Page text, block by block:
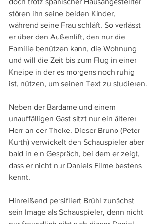
doch trotz spanischer Hausangestellter
stören ihn seine beiden Kinder,
während seine Frau schläft. So verlässt
er über den Außenlift, den nur die
Familie benützen kann, die Wohnung
und will die Zeit bis zum Flug in einer
Kneipe in der es morgens noch ruhig
ist, nützen, um seinen Text zu studieren.
Neben der Bardame und einem
unauffälligen Gast sitzt nur ein älterer
Herr an der Theke. Dieser Bruno (Peter
Kurth) verwickelt den Schauspieler aber
bald in ein Gespräch, bei dem er zeigt,
dass er nicht nur Daniels Filme bestens
kennt.
Hinreißend persifliert Brühl zunächst
sein Image als Schauspieler, denn nicht